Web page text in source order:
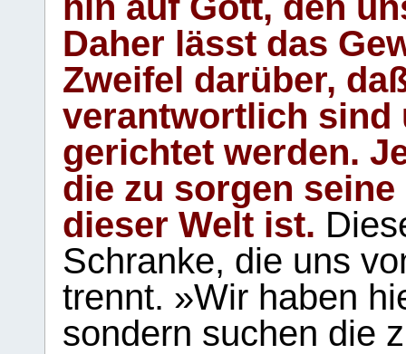
Daher lässt das
Zweifel darüber,
verantwortlich sind
gerichtet werden.
die zu sorgen
dieser Welt ist.
Schranke, die uns
trennt. »Wir haben
sondern suchen die